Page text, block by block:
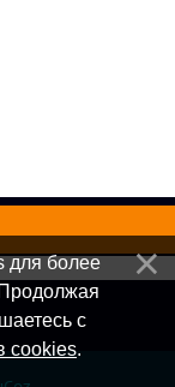
для более
с
cookies.